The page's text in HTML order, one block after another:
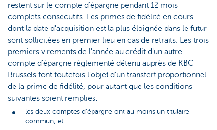
restent sur le compte d’épargne pendant 12 mois
complets consécutifs. Les primes de fidélité en cours
dont la date d'acquisition est la plus éloignée dans le futur
sont sollicitées en premier lieu en cas de retraits. Les trois
premiers virements de l'année au crédit d'un autre
compte d'épargne réglementé détenu auprès de KBC
Brussels font toutefois l'objet d'un transfert proportionnel
de la prime de fidélité, pour autant que les conditions
suivantes soient remplies:
les deux comptes d'épargne ont au moins un titulaire
commun; et